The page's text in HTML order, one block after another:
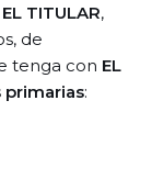
EL TITULAR,
de
tenga con EL
: